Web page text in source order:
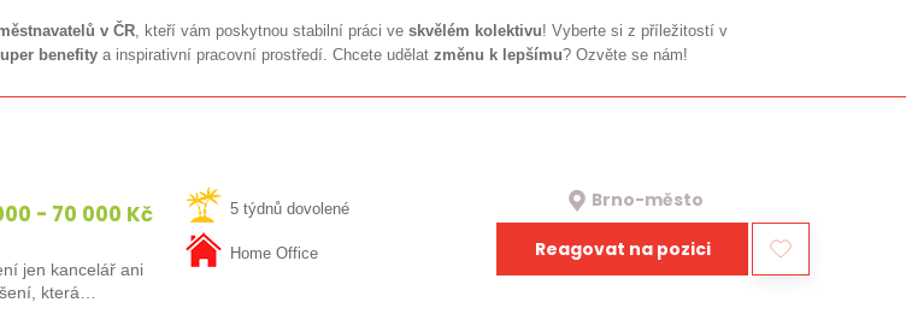
v ČR, kteří vám poskytnou stabilní práci ve skvělém kolektivu! Vyberte si z příležitostí v
benefitya inspirativní pracovní prostředí. Chcete udělat změnu k lepšímu? Ozvěte se nám!
- 70 000 Kč
jen kancelář ani
která
5 týdnů dovolené
Home Office
Brno-město
Reagovat na pozici